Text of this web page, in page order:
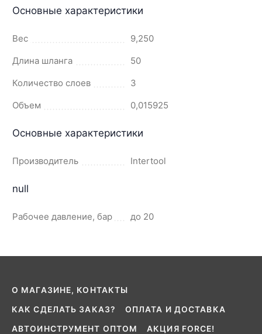
Основные характеристики
Вес
9,250
Длина шланга
50
Количество слоев
3
Объем
0,015925
Основные характеристики
Производитель Intertool
null
Рабочее давление, бар до 20
О МАГАЗИНЕ, КОНТАКТЫ
КАК СДЕЛАТЬ ЗАКАЗ? ОПЛАТА И ДОСТАВКА
АВТОИНСТРУМЕНТ ОПТОМ АКЦИЯ FORCE!